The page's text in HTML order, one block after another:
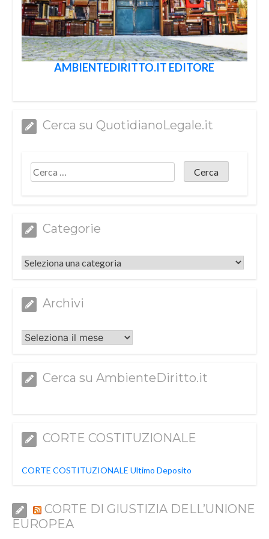
AMBIENTEDIRITTO.IT EDITORE
Cerca su QuotidianoLegale.it
Categorie
Categorie
Archivi
Archivi
Cerca su AmbienteDiritto.it
CORTE COSTITUZIONALE
CORTE COSTITUZIONALE Ultimo Deposito
CORTE DI GIUSTIZIA DELL’UNIONE
EUROPEA